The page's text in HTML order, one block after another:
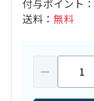
付与ポイント
送料
無料